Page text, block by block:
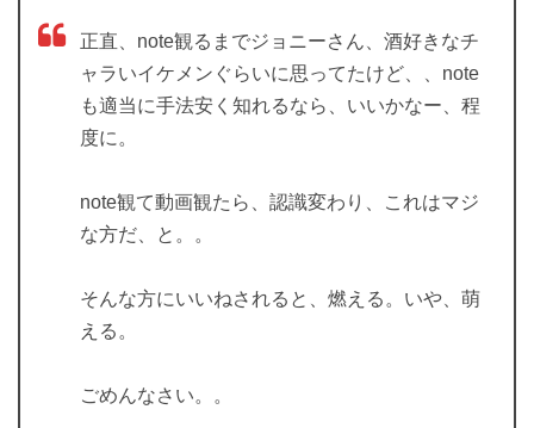
正直、note観るまでジョニーさん、酒好きなチ
ャラいイケメンぐらいに思ってたけど、、note
も適当に手法安く知れるなら、いいかなー、程
度に。
note観て動画観たら、認識変わり、これはマジ
な方だ、と。。
そんな方にいいねされると、燃える。いや、萌
える。
ごめんなさい。。